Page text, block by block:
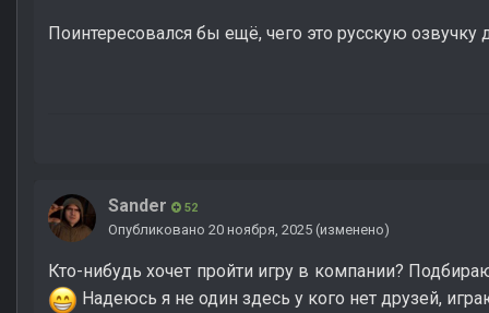
Поинтересовался бы ещё, чего это русскую озвучку
Sander 52
Опубликовано 20 ноября, 2025 (изменено)
Кто-нибудь хочет пройти игру в компании?
Надеюсь я не один здесь у кого нет друзей,